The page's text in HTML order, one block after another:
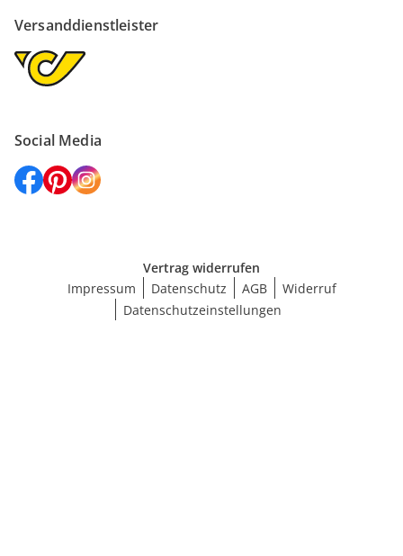
Versanddienstleister
Social Media
Vertrag widerrufen
Impressum
Datenschutz AGB
Widerruf
Datenschutzeinstellungen